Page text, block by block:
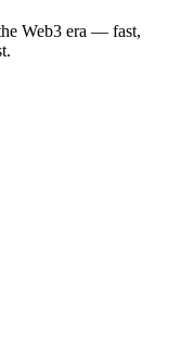
Web3 era — fast,